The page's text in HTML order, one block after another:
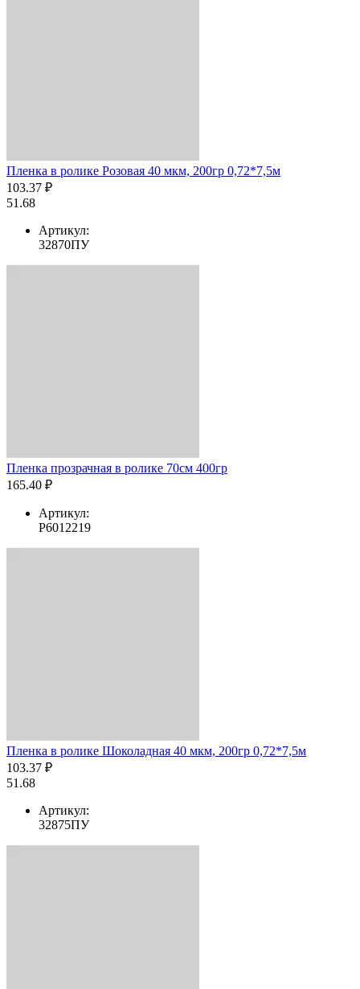
Пленка в ролике Розовая 40 мкм, 200гр 0,72*7,5м
103.37 ₽
51.68
Артикул:
32870ПУ
Пленка прозрачная в ролике 70см 400гр
165.40 ₽
Артикул:
Р6012219
Пленка в ролике Шоколадная 40 мкм, 200гр 0,72*7,5м
103.37 ₽
51.68
Артикул:
32875ПУ